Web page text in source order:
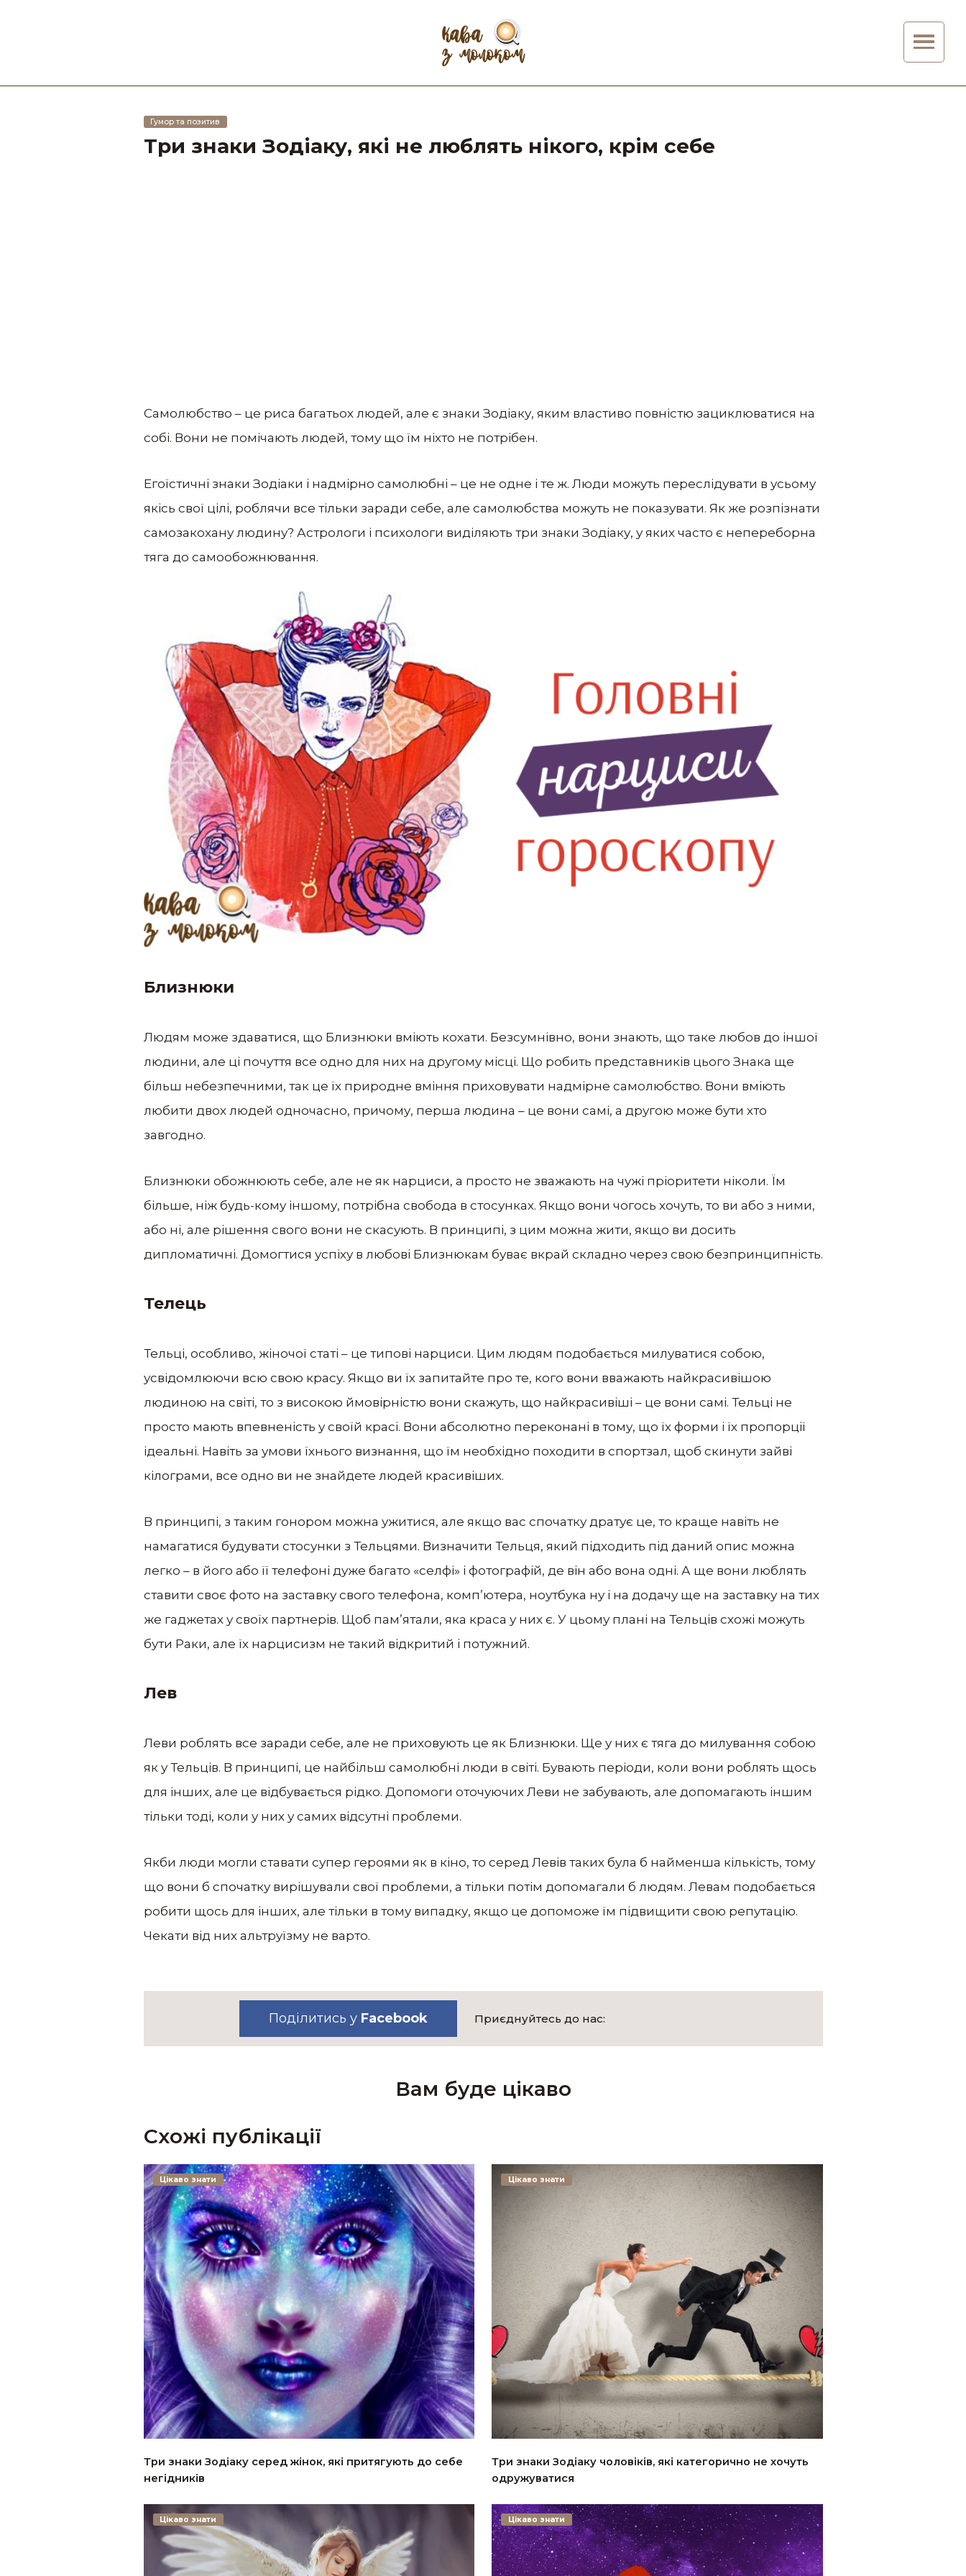
Гумор та позитив
Три знаки Зодіаку, які не люблять нікого, крім себе
Самолюбство – це риса багатьох людей, але є знаки Зодіаку, яким властиво повністю зациклюватися на
собі. Вони не помічають людей, тому що їм ніхто не потрібен.
Егоїстичні знаки Зодіаки і надмірно самолюбні – це не одне і те ж. Люди можуть переслідувати в усьому
якісь свої цілі, роблячи все тільки заради себе, але самолюбства можуть не показувати. Як же розпізнати
самозакохану людину? Астрологи і психологи виділяють три знаки Зодіаку, у яких часто є непереборна
тяга до самообожнювання.
Близнюки
Людям може здаватися, що Близнюки вміють кохати. Безсумнівно, вони знають, що таке любов до іншої
людини, але ці почуття все одно для них на другому місці. Що робить представників цього Знака ще
більш небезпечними, так це їх природне вміння приховувати надмірне самолюбство. Вони вміють
любити двох людей одночасно, причому, перша людина – це вони самі, а другою може бути хто
завгодно.
Близнюки обожнюють себе, але не як нарциси, а просто не зважають на чужі пріоритети ніколи. Їм
більше, ніж будь-кому іншому, потрібна свобода в стосунках. Якщо вони чогось хочуть, то ви або з ними,
або ні, але рішення свого вони не скасують. В принципі, з цим можна жити, якщо ви досить
дипломатичні. Домогтися успіху в любові Близнюкам буває вкрай складно через свою безпринципність.
Телець
Тельці, особливо, жіночої статі – це типові нарциси. Цим людям подобається милуватися собою,
усвідомлюючи всю свою красу. Якщо ви їх запитайте про те, кого вони вважають найкрасивішою
людиною на світі, то з високою ймовірністю вони скажуть, що найкрасивіші – це вони самі. Тельці не
просто мають впевненість у своїй красі. Вони абсолютно переконані в тому, що їх форми і їх пропорції
ідеальні. Навіть за умови їхнього визнання, що їм необхідно походити в спортзал, щоб скинути зайві
кілограми, все одно ви не знайдете людей красивіших.
В принципі, з таким гонором можна ужитися, але якщо вас спочатку дратує це, то краще навіть не
намагатися будувати стосунки з Тельцями. Визначити Тельця, який підходить під даний опис можна
легко – в його або її телефоні дуже багато «селфі» і фотографій, де він або вона одні. А ще вони люблять
ставити своє фото на заставку свого телефона, комп’ютера, ноутбука ну і на додачу ще на заставку на тих
же гаджетах у своїх партнерів. Щоб пам’ятали, яка краса у них є. У цьому плані на Тельців схожі можуть
бути Раки, але їх нарцисизм не такий відкритий і потужний.
Лев
Леви роблять все заради себе, але не приховують це як Близнюки. Ще у них є тяга до милування собою
як у Тельців. В принципі, це найбільш самолюбні люди в світі. Бувають періоди, коли вони роблять щось
для інших, але це відбувається рідко. Допомоги оточуючих Леви не забувають, але допомагають іншим
тільки тоді, коли у них у самих відсутні проблеми.
Якби люди могли ставати супер героями як в кіно, то серед Левів таких була б найменша кількість, тому
що вони б спочатку вирішували свої проблеми, а тільки потім допомагали б людям. Левам подобається
робити щось для інших, але тільки в тому випадку, якщо це допоможе їм підвищити свою репутацію.
Чекати від них альтруїзму не варто.
Поділитись у Facebook Приєднуйтесь до нас:
Вам буде цікаво
Схожі публікації
Три знаки Зодіаку серед жінок, які притягують до себе
негідників
Цікаво знати
Три знаки Зодіаку чоловіків, які категорично не хочуть
одружуватися
Цікаво знати
Цікаво знати Цікаво знати